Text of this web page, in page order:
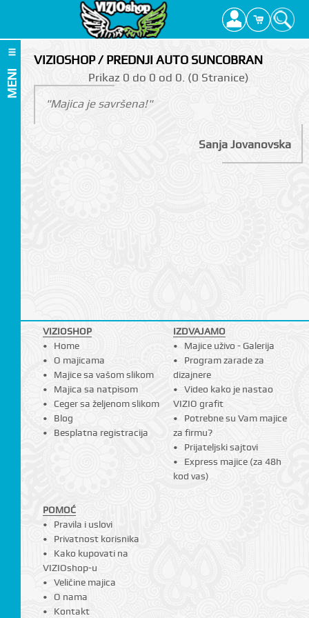
MENI
VIZIOSHOP / PREDNJI AUTO SUNCOBRAN
Prikаz 0 do 0 оd 0. (0 Strаnicе)
"Majica je savršena!"
Sanja Jovanovska
VIZIOSHOP
Home
O majicama
Majice sa vašom slikom
Majica sa natpisom
Ceger sa željenom slikom
Blog
Besplatna registracija
IZDVAJAMO
Majice uživo - Galerija
Program zarade za
dizajnere
Video kako je nastao
VIZIO grafit
Potrebne su Vam majice
za firmu?
Prijateljski sajtovi
Express majice (za 48h
kod vas)
POMOĆ
Pravila i uslovi
Privatnost korisnika
Kako kupovati na
VIZIOshop-u
Veličine majica
O nama
Kontakt